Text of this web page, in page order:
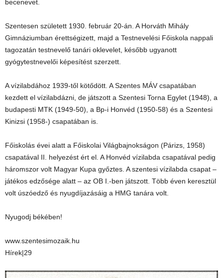
becenevet.
Szentesen született 1930. február 20-án. A Horváth Mihály
Gimnáziumban érettségizett, majd a Testnevelési Főiskola nappali
tagozatán testnevelő tanári oklevelet, később ugyanott
gyógytestnevelői képesítést szerzett.
A vízilabdához 1939-től kötődött. A Szentes MÁV csapatában
kezdett el vízilabdázni, de játszott a Szentesi Torna Egylet (1948), a
budapesti MTK (1949-50), a Bp-i Honvéd (1950-58) és a Szentesi
Kinizsi (1958-) csapatában is.
Főiskolás évei alatt a Főiskolai Világbajnokságon (Párizs, 1958)
csapatával II. helyezést ért el. A Honvéd vízilabda csapatával pedig
háromszor volt Magyar Kupa győztes. A szentesi vízilabda csapat –
játékos edzősége alatt – az OB I.-ben játszott. Több éven keresztül
volt úszóedző és nyugdíjazásáig a HMG tanára volt.
Nyugodj békében!
www.szentesimozaik.hu
Hírek|29